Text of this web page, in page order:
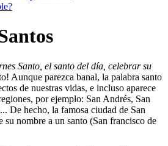
Santo, el santo del día, celebrar su
Aunque parezca banal, la palabra santo
de nuestras vidas, e incluso aparece
por ejemplo: San Andrés, San
De hecho, la famosa ciudad de San
su nombre a un santo (San francisco de